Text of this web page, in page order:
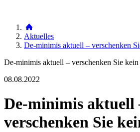
Aktuelles
De-minimis aktuell – verschenken
De-minimis aktuell – verschenken Sie
08.08.2022
De-minimis aktuell
verschenken Sie